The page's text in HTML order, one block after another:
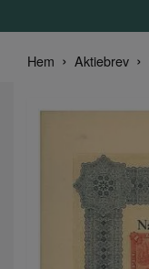
Hem Aktiebrev